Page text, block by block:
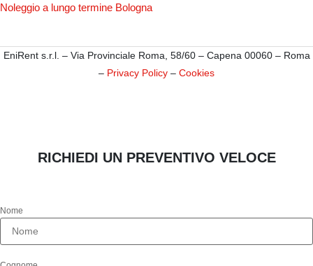
Noleggio a lungo termine Bologna
EniRent s.r.l. – Via Provinciale Roma, 58/60 – Capena 00060 – Roma
– Privacy Policy – Cookies
RICHIEDI UN PREVENTIVO VELOCE
Nome